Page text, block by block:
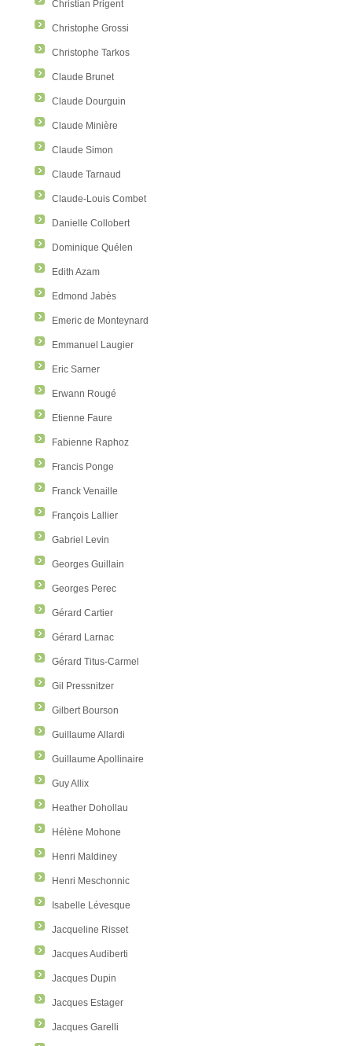
Christian Prigent
Christophe Grossi
Christophe Tarkos
Claude Brunet
Claude Dourguin
Claude Minière
Claude Simon
Claude Tarnaud
Claude-Louis Combet
Danielle Collobert
Dominique Quélen
Edith Azam
Edmond Jabès
Emeric de Monteynard
Emmanuel Laugier
Eric Sarner
Erwann Rougé
Etienne Faure
Fabienne Raphoz
Francis Ponge
Franck Venaille
François Lallier
Gabriel Levin
Georges Guillain
Georges Perec
Gérard Cartier
Gérard Larnac
Gérard Titus-Carmel
Gil Pressnitzer
Gilbert Bourson
Guillaume Allardi
Guillaume Apollinaire
Guy Allix
Heather Dohollau
Hélène Mohone
Henri Maldiney
Henri Meschonnic
Isabelle Lévesque
Jacqueline Risset
Jacques Audiberti
Jacques Dupin
Jacques Estager
Jacques Garelli